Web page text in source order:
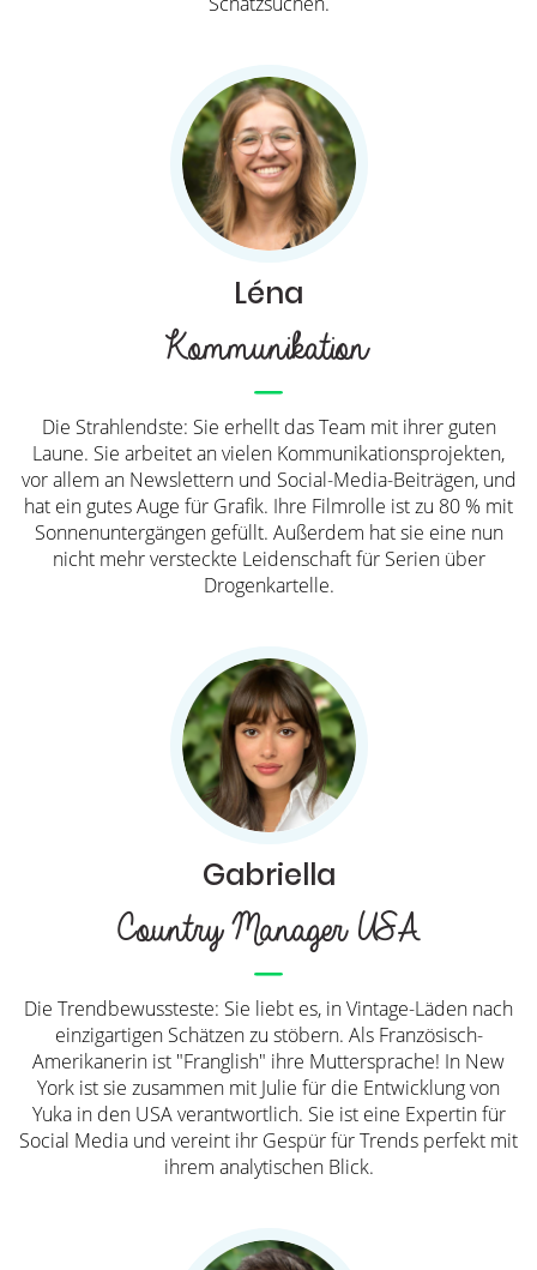
Léna
Kommunikation
Die Strahlendste: Sie erhellt das Team mit ihrer guten
Laune. Sie arbeitet an vielen Kommunikationsprojekten,
vor allem an Newslettern und Social-Media-Beiträgen, und
hat ein gutes Auge für Grafik. Ihre Filmrolle ist zu 80 % mit
Sonnenuntergängen gefüllt. Außerdem hat sie eine nun
nicht mehr versteckte Leidenschaft für Serien über
Drogenkartelle.
Gabriella
Country Manager USA
Die Trendbewussteste: Sie liebt es, in Vintage-Läden nach
einzigartigen Schätzen zu stöbern. Als Französisch-
Amerikanerin ist "Franglish" ihre Muttersprache! In New
York ist sie zusammen mit Julie für die Entwicklung von
Yuka in den USA verantwortlich. Sie ist eine Expertin für
Social Media und vereint ihr Gespür für Trends perfekt mit
ihrem analytischen Blick.